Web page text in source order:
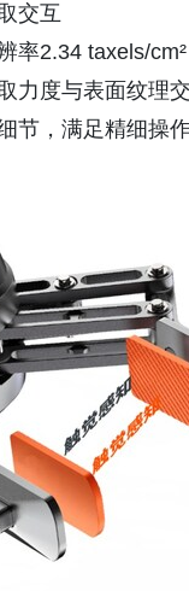
交互
率2.34 taxels/
力度与表面纹理
节，满足精细操